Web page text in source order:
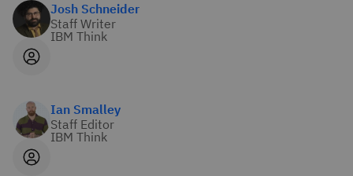
Josh Schneider
Staff Writer
IBM Think
Ian Smalley
Staff Editor
IBM Think